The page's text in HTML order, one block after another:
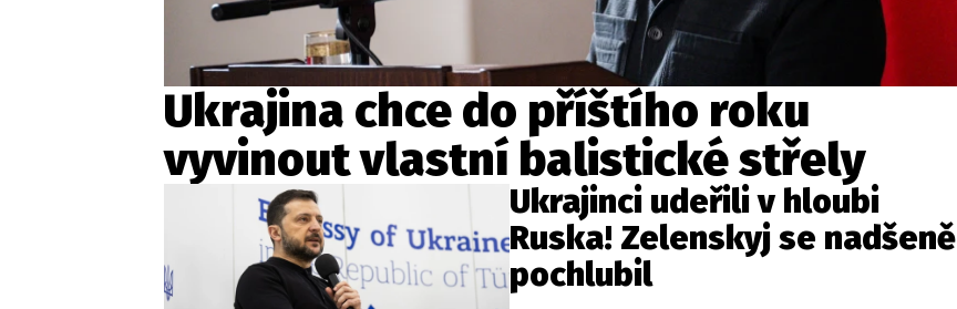
Ukrajina chce do příštího roku
vyvinout vlastní balistické střely
Ukrajinci udeřili v hloubi
Ruska! Zelenskyj se nadšeně
pochlubil